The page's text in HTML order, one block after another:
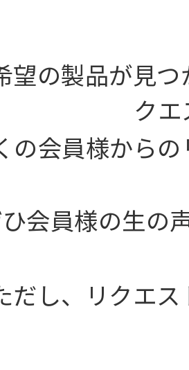
望の製品が見
ク
の会員様から
会員様の生の
だし、リクエス